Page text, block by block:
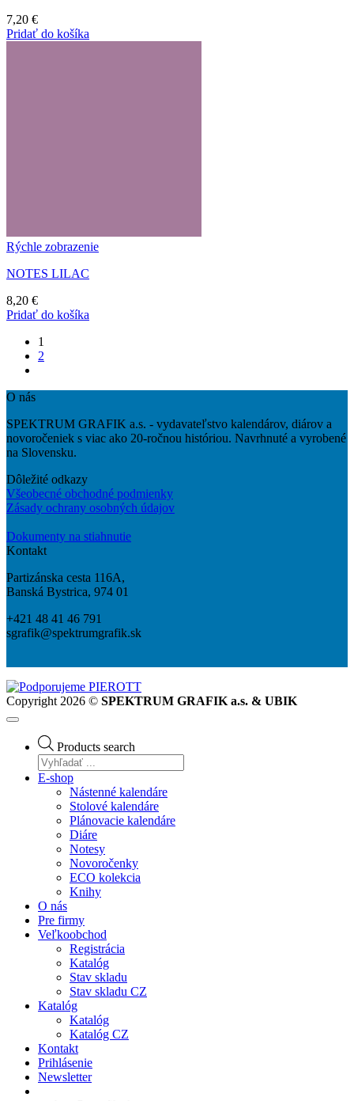
7,20 €
Pridať do košíka
Rýchle zobrazenie
NOTES LILAC
8,20 €
Pridať do košíka
1
2
O nás
SPEKTRUM GRAFIK a.s. - vydavateľstvo kalendárov, diárov a
novoročeniek s viac ako 20-ročnou históriou. Navrhnuté a vyrobené
na Slovensku.
Dôležité odkazy
Všeobecné obchodné podmienky
Zásady ochrany osobných údajov
Dokumenty na stiahnutie
Kontakt
Partizánska cesta 116A,
Banská Bystrica, 974 01
+421 48 41 46 791
sgrafik@spektrumgrafik.sk
Copyright 2026 © SPEKTRUM GRAFIK a.s. & UBIK
Products search
E-shop
Nástenné kalendáre
Stolové kalendáre
Plánovacie kalendáre
Diáre
Notesy
Novoročenky
ECO kolekcia
Knihy
O nás
Pre firmy
Veľkoobchod
Registrácia
Katalóg
Stav skladu
Stav skladu CZ
Katalóg
Katalóg
Katalóg CZ
Kontakt
Prihlásenie
Newsletter